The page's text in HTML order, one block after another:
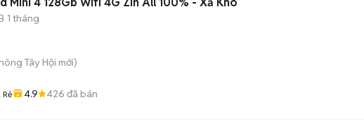
1 tháng
Tây Hội mới)
4.9 426 đã bán